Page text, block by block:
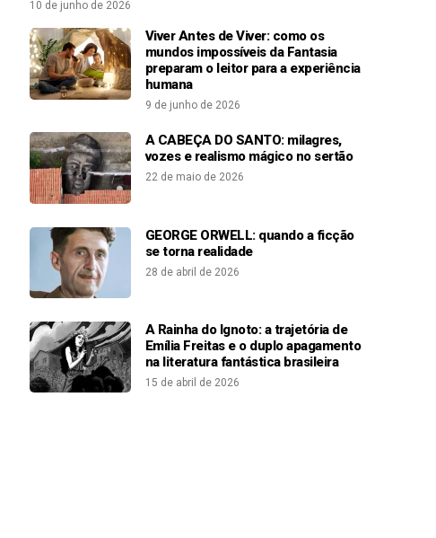
10 de junho de 2026
Viver Antes de Viver: como os
mundos impossíveis da Fantasia
preparam o leitor para a experiência
humana
9 de junho de 2026
A CABEÇA DO SANTO: milagres,
vozes e realismo mágico no sertão
22 de maio de 2026
GEORGE ORWELL: quando a ficção
se torna realidade
28 de abril de 2026
A Rainha do Ignoto: a trajetória de
Emília Freitas e o duplo apagamento
na literatura fantástica brasileira
15 de abril de 2026